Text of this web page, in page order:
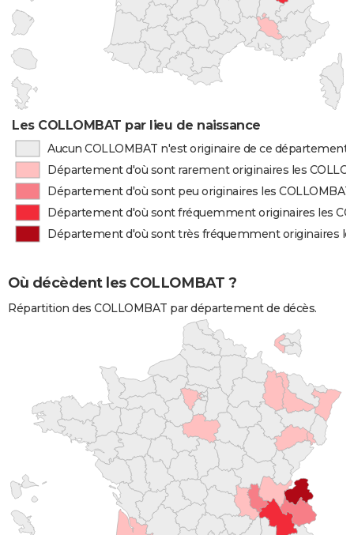
Les COLLOMBAT par lieu de naissance
Aucun COLLOMBAT n'est originaire de ce département
Département d'où sont rarement originaires les
Département d'où sont peu originaires les COLLOMBAT
Département d'où sont fréquemment originaires les
Département d'où sont très fréquemment originaires
Où décèdent les COLLOMBAT ?
Répartition des COLLOMBAT par département de décès.